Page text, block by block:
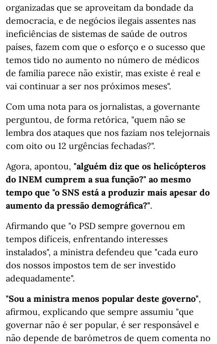
organizadas que se aproveitam da bondade da
democracia, e de negócios ilegais assentes nas
ineficiências de sistemas de saúde de outros
países, fazem com que o esforço e o sucesso que
temos tido no aumento no número de médicos
de família parece não existir, mas existe é real e
vai continuar a ser nos próximos meses".
Com uma nota para os jornalistas, a governante
perguntou, de forma retórica, "quem não se
lembra dos ataques que nos faziam nos telejornais
com oito ou 12 urgências fechadas?".
Agora, apontou, "alguém diz que os helicópteros
do INEM cumprem a sua função?" ao mesmo
tempo que "o SNS está a produzir mais apesar do
aumento da pressão demográfica?".
Afirmando que "o PSD sempre governou em
tempos difíceis, enfrentando interesses
instalados", a ministra defendeu que "cada euro
dos nossos impostos tem de ser investido
adequadamente".
"Sou a ministra menos popular deste governo",
afirmou, explicando que sempre assumiu "que
governar não é ser popular, é ser responsável e
não depende de barómetros de quem comenta no